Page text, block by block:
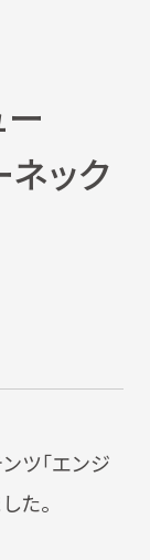
ック
ツ「エンジ
た。